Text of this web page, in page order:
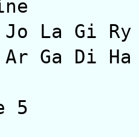
La Gi Ry
Ga Di
5